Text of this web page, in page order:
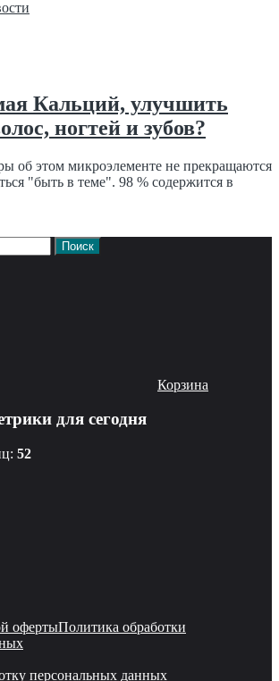
Кальций, улучшить
ногтей и зубов?
об этом микроэлементе не прекращаются
"быть в теме". 98 % содержится в
Корзина
для сегодня
52
офертыПолитика обработки
персональных данных